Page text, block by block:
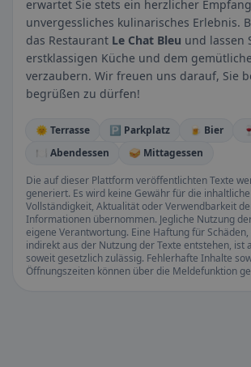
erwartet Sie stets ein herzlicher
unvergessliches kulinarisches Erlebnis.
das Restaurant Le Chat Bleu und lassen
erstklassigen Küche und dem
verzaubern. Wir freuen uns darauf, Sie
begrüßen zu dürfen!
🌞 Terrasse 🅿️ Parkplatz 🍺 Bier
🍽️ Abendessen
🥪 Mittagessen
Die auf dieser Plattform veröffentlichten Texte
generiert. Es wird keine Gewähr für die
Vollständigkeit, Aktualität oder Verwendbarkeit
Informationen übernommen. Jegliche Nutzung
eigene Verantwortung. Eine Haftung für
indirekt aus der Nutzung der Texte entstehen, ist
soweit gesetzlich zulässig. Fehlerhafte Inhalte
Öffnungszeiten können über die Meldefunktion